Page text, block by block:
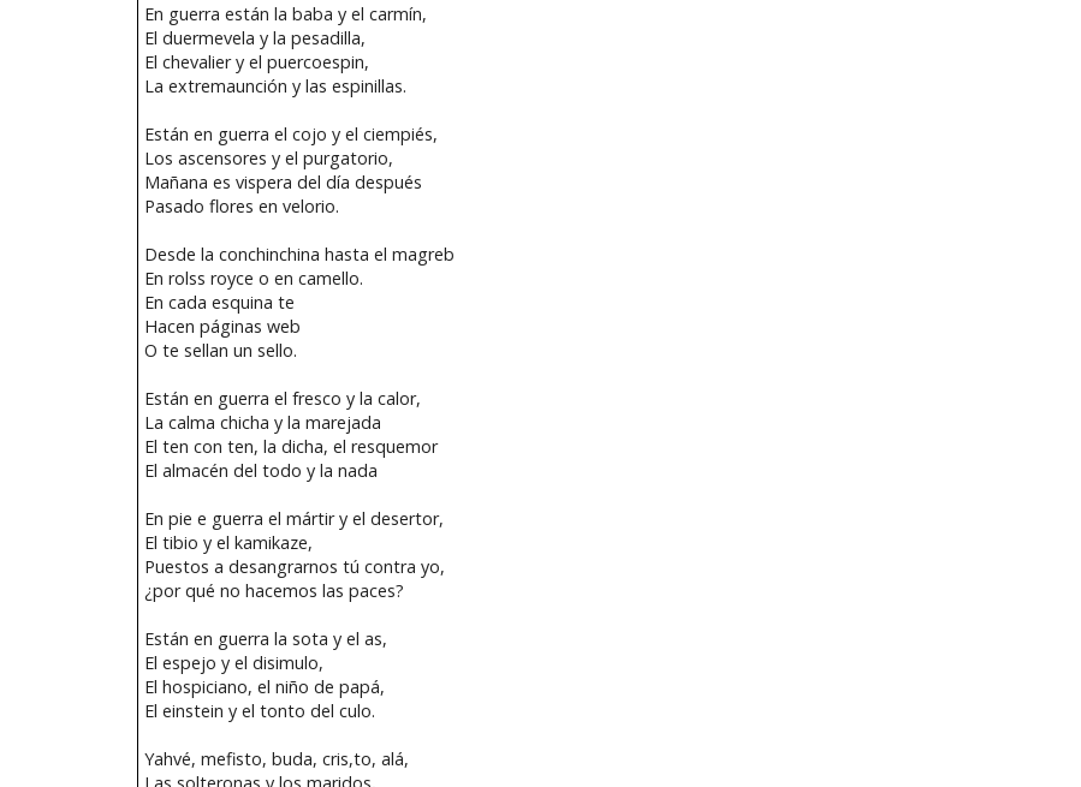
En guerra están la baba y el carmín,
El duermevela y la pesadilla,
El chevalier y el puercoespin,
La extremaunción y las espinillas.
Están en guerra el cojo y el ciempiés,
Los ascensores y el purgatorio,
Mañana es vispera del día después
Pasado flores en velorio.
Desde la conchinchina hasta el magreb
En rolss royce o en camello.
En cada esquina te
Hacen páginas web
O te sellan un sello.
Están en guerra el fresco y la calor,
La calma chicha y la marejada
El ten con ten, la dicha, el resquemor
El almacén del todo y la nada
En pie e guerra el mártir y el desertor,
El tibio y el kamikaze,
Puestos a desangrarnos tú contra yo,
¿por qué no hacemos las paces?
Están en guerra la sota y el as,
El espejo y el disimulo,
El hospiciano, el niño de papá,
El einstein y el tonto del culo.
Yahvé, mefisto, buda, cris,to, alá,
Las solteronas y los maridos,